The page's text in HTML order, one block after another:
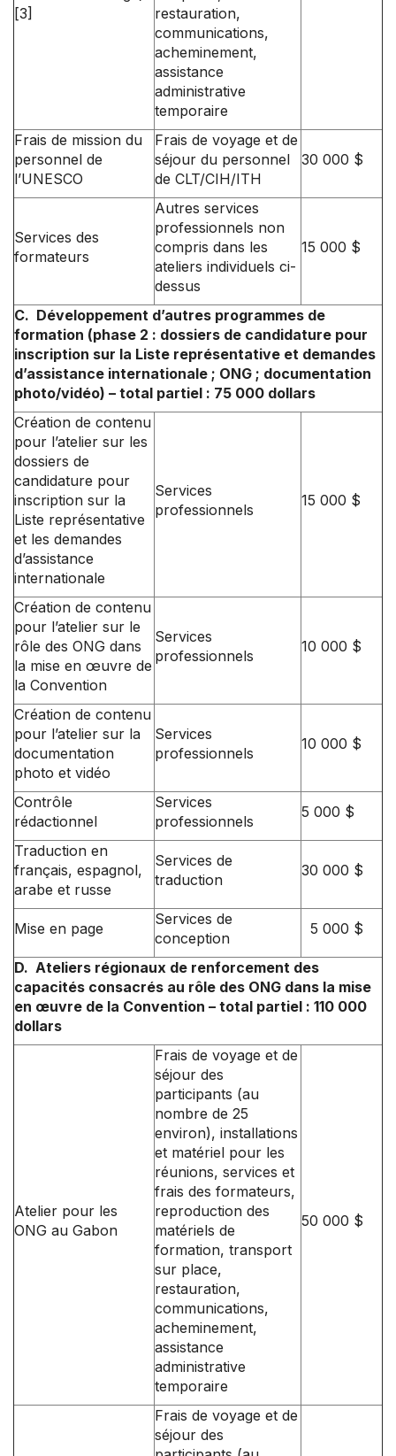
[3]
restauration,
communications,
acheminement,
assistance
administrative
temporaire
Frais de mission du
personnel de
l’UNESCO
Frais de voyage et de
séjour du personnel
de CLT/CIH/ITH
30 000 $
Services des
formateurs
Autres services
professionnels non
compris dans les
ateliers individuels ci-
dessus
15 000 $
C. Développement d’autres programmes de
formation (phase 2 : dossiers de candidature pour
inscription sur la Liste représentative et demandes
d’assistance internationale ; ONG ; documentation
photo/vidéo) – total partiel : 75 000 dollars
Création de contenu
pour l’atelier sur les
dossiers de
candidature pour
inscription sur la
Liste représentative
et les demandes
d’assistance
internationale
Services
professionnels
15 000 $
Création de contenu
pour l’atelier sur le
rôle des ONG dans
la mise en œuvre de
la Convention
Services
professionnels
10 000 $
Création de contenu
pour l’atelier sur la
documentation
photo et vidéo
Services
professionnels
10 000 $
Contrôle
rédactionnel
Services
professionnels
5 000 $
Traduction en
français, espagnol,
arabe et russe
Services de
traduction
30 000 $
Mise en page
Services de
conception
5 000 $
D. Ateliers régionaux de renforcement des
capacités consacrés au rôle des ONG dans la mise
en œuvre de la Convention – total partiel : 110 000
dollars
Atelier pour les
ONG au Gabon
Frais de voyage et de
séjour des
participants (au
nombre de 25
environ), installations
et matériel pour les
réunions, services et
frais des formateurs,
reproduction des
matériels de
formation, transport
sur place,
restauration,
communications,
acheminement,
assistance
administrative
temporaire
50 000 $
Frais de voyage et de
séjour des